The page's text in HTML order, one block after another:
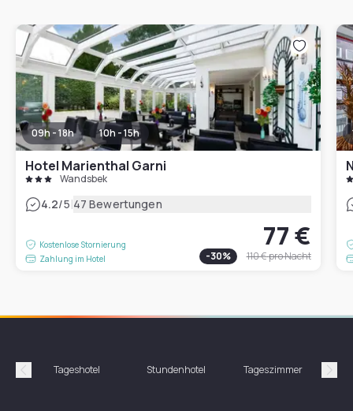
09h - 18h 10h - 15h
Hotel Marienthal Garni
Wandsbek
4.2/5|47 Bewertungen
Kostenlose Stornierung
Zahlung im Hotel
77 €
-30% 110 €pro Nacht
Précédent
Tageshotel Stundenhotel Tageszimmer